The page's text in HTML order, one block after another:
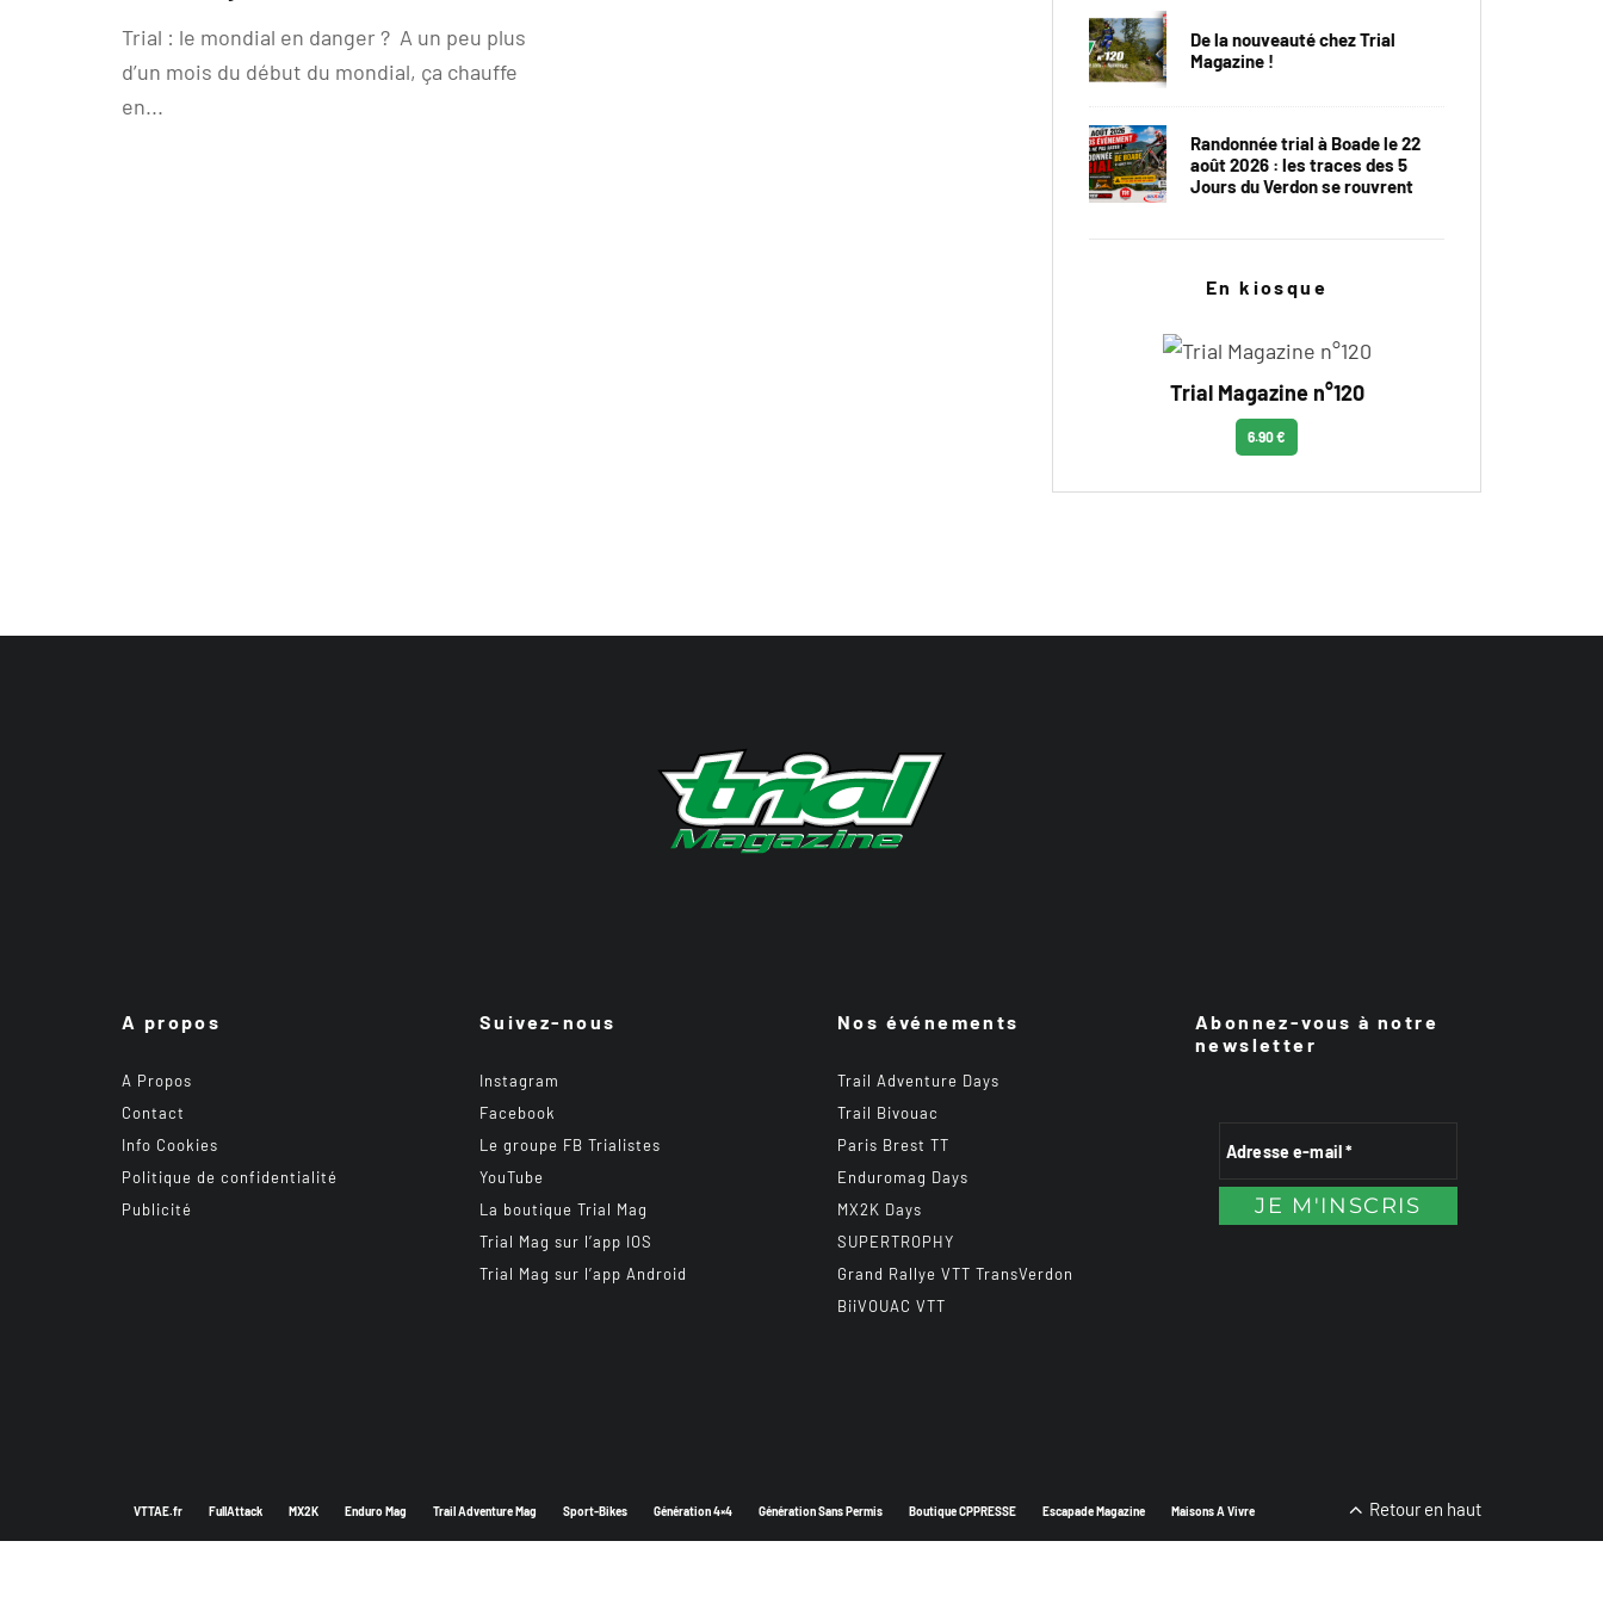
Trial : le mondial en danger ? A un peu plus
d’un mois du début du mondial, ça chauffe
en...
De la nouveauté chez Trial
Magazine !
Randonnée trial à Boade le 22
août 2026 : les traces des 5
Jours du Verdon se rouvrent
En kiosque
Trial Magazine n°120
6.90 €
A propos
A Propos
Contact
Info Cookies
Politique de confidentialité
Publicité
Suivez-nous
Instagram
Facebook
Le groupe FB Trialistes
YouTube
La boutique Trial Mag
Trial Mag sur l’app IOS
Trial Mag sur l’app Android
Nos événements
Trail Adventure Days
Trail Bivouac
Paris Brest TT
Enduromag Days
MX2K Days
SUPERTROPHY
Grand Rallye VTT TransVerdon
BiiVOUAC VTT
Abonnez-vous à notre
newsletter
VTTAE.fr FullAttack MX2K Enduro Mag Trail Adventure Mag Sport-Bikes Génération 4×4 Génération Sans Permis Boutique CPPRESSE Escapade Magazine Maisons A Vivre Retour en haut